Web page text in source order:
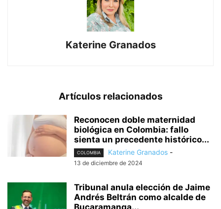
Katerine Granados
Artículos relacionados
Reconocen doble maternidad
biológica en Colombia: fallo
sienta un precedente histórico...
COLOMBIA Katerine Granados -
13 de diciembre de 2024
Tribunal anula elección de Jaime
Andrés Beltrán como alcalde de